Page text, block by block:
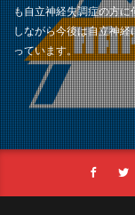
も自立神経失調症の方
しながら今後は自立神経
っています。